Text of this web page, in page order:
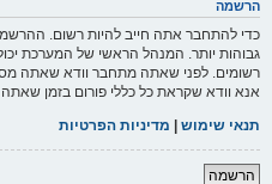
הרשמה
כדי להתחבר אתה חייב להיות רשום.
גבוהות יותר. המנהל הראשי של המערכת
רשומים. לפני שאתה מתחבר וודא שאתה
אנא וודא שקראת כל כללי פורום בזמן
תנאי שימוש | מדיניות הפרטיות
הרשמה